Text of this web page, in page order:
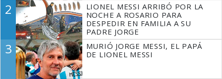
2
LIONEL MESSI ARRIBÓ POR LA
NOCHE A ROSARIO PARA
DESPEDIR EN FAMILIA A SU
PADRE JORGE
3
MURIÓ JORGE MESSI, EL PAPÁ
DE LIONEL MESSI